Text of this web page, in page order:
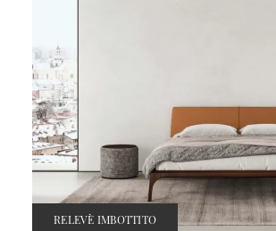
RELEVÈ IMBOTTITO